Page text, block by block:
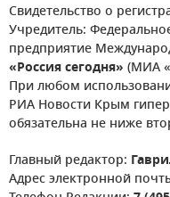
Свидетельство о
Учредитель:
предприятие
«Россия сегодня» (МИА
При любом
РИА Новости Крым
обязательна не ниже
Главный редактор:
Адрес электронной